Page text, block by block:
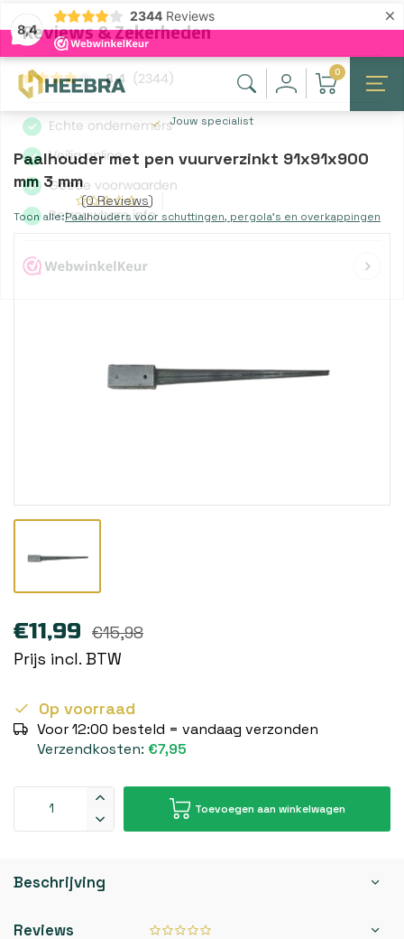
8,4
2344 Reviews ×
0
Jouw specialist
Paalhouder met pen vuurverzinkt 91x91x900
mm 3 mm
(0 Reviews)
Toon alle:Paalhouders voor schuttingen, pergola’s en overkappingen
€11,99 €15,98
Prijs incl. BTW
Op voorraad
Voor 12:00 besteld = vandaag verzonden
Verzendkosten: €7,95
Toevoegen aan winkelwagen
Beschrijving
Reviews